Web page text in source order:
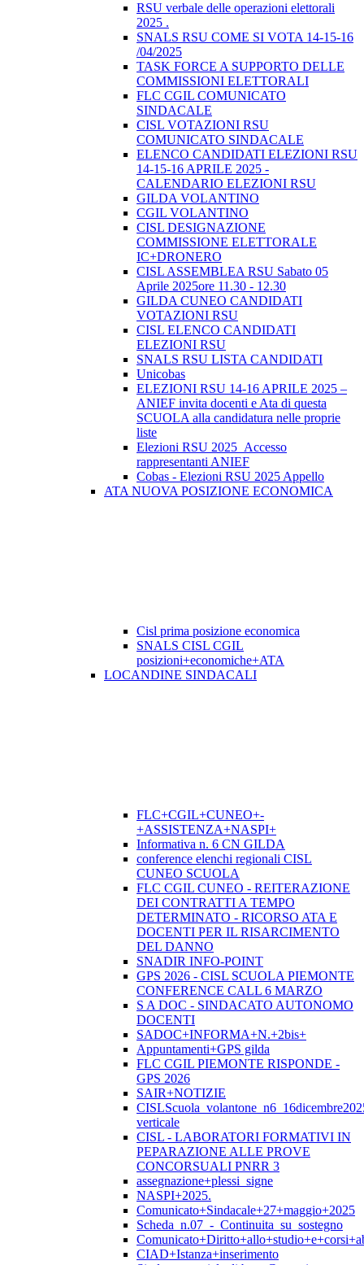
RSU verbale delle operazioni elettorali
2025 .
SNALS RSU COME SI VOTA 14-15-16
/04/2025
TASK FORCE A SUPPORTO DELLE
COMMISSIONI ELETTORALI
FLC CGIL COMUNICATO
SINDACALE
CISL VOTAZIONI RSU
COMUNICATO SINDACALE
ELENCO CANDIDATI ELEZIONI RSU
14-15-16 APRILE 2025 -
CALENDARIO ELEZIONI RSU
GILDA VOLANTINO
CGIL VOLANTINO
CISL DESIGNAZIONE
COMMISSIONE ELETTORALE
IC+DRONERO
CISL ASSEMBLEA RSU Sabato 05
Aprile 2025ore 11.30 - 12.30
GILDA CUNEO CANDIDATI
VOTAZIONI RSU
CISL ELENCO CANDIDATI
ELEZIONI RSU
SNALS RSU LISTA CANDIDATI
Unicobas
ELEZIONI RSU 14-16 APRILE 2025 –
ANIEF invita docenti e Ata di questa
SCUOLA alla candidatura nelle proprie
liste
Elezioni RSU 2025_Accesso
rappresentanti ANIEF
Cobas - Elezioni RSU 2025 Appello
ATA NUOVA POSIZIONE ECONOMICA
Cisl prima posizione economica
SNALS CISL CGIL
posizioni+economiche+ATA
LOCANDINE SINDACALI
FLC+CGIL+CUNEO+-
+ASSISTENZA+NASPI+
Informativa n. 6 CN GILDA
conference elenchi regionali CISL
CUNEO SCUOLA
FLC CGIL CUNEO - REITERAZIONE
DEI CONTRATTI A TEMPO
DETERMINATO - RICORSO ATA E
DOCENTI PER IL RISARCIMENTO
DEL DANNO
SNADIR INFO-POINT
GPS 2026 - CISL SCUOLA PIEMONTE
CONFERENCE CALL 6 MARZO
S A DOC - SINDACATO AUTONOMO
DOCENTI
SADOC+INFORMA+N.+2bis+
Appuntamenti+GPS gilda
FLC CGIL PIEMONTE RISPONDE -
GPS 2026
SAIR+NOTIZIE
verticale
CISL - LABORATORI FORMATIVI IN
PEPARAZIONE ALLE PROVE
CONCORSUALI PNRR 3
assegnazione+plessi_signe
NASPI+2025.
Comunicato+Sindacale+27+maggio+2025
Scheda_n.07_-_Continuita_su_sostegno
CIAD+Istanza+inserimento